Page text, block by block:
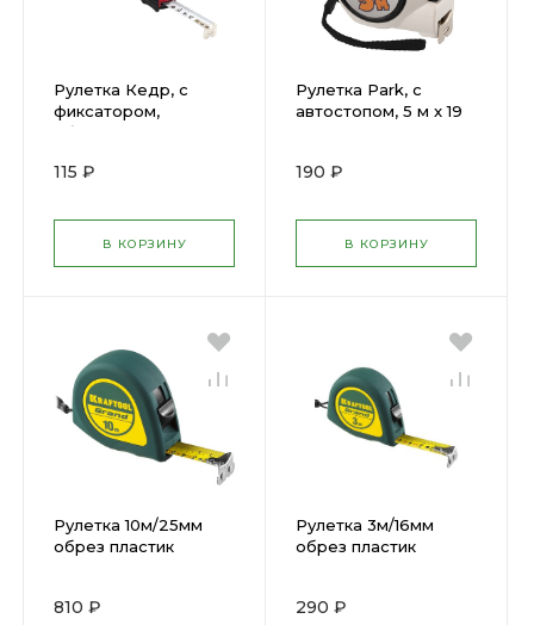
Рулетка Кедр, с
фиксатором,
обрезиненная, 3 м x
115 ₽
В КОРЗИНУ
Рулетка Park, с
автостопом, 5 м x 19
190 ₽
В КОРЗИНУ
Рулетка 10м/25мм
обрез пластик
810 ₽
Рулетка 3м/16мм
обрез пластик
290 ₽